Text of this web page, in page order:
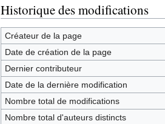
Historique des modifications
Créateur de la page
Date de création de la page
Dernier contributeur
Date de la dernière modification
Nombre total de modifications
Nombre total d'auteurs distincts